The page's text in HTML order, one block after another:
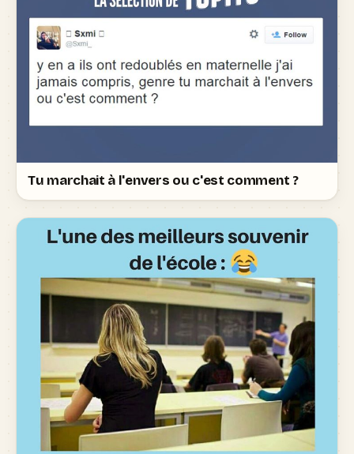
Tu marchait à l'envers ou c'est comment ?